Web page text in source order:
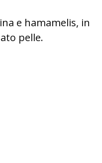
e hamamelis, in
pelle.